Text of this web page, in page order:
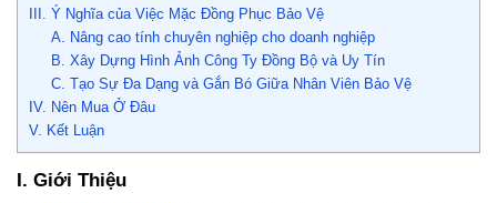
III. Ý Nghĩa của Việc Mặc Đồng Phục Bảo Vệ
A. Nâng cao tính chuyên nghiệp cho doanh nghiệp
B. Xây Dựng Hình Ảnh Công Ty Đồng Bộ và Uy Tín
C. Tạo Sự Đa Dạng và Gắn Bó Giữa Nhân Viên Bảo Vệ
IV. Nên Mua Ở Đâu
V. Kết Luận
I. Giới Thiệu